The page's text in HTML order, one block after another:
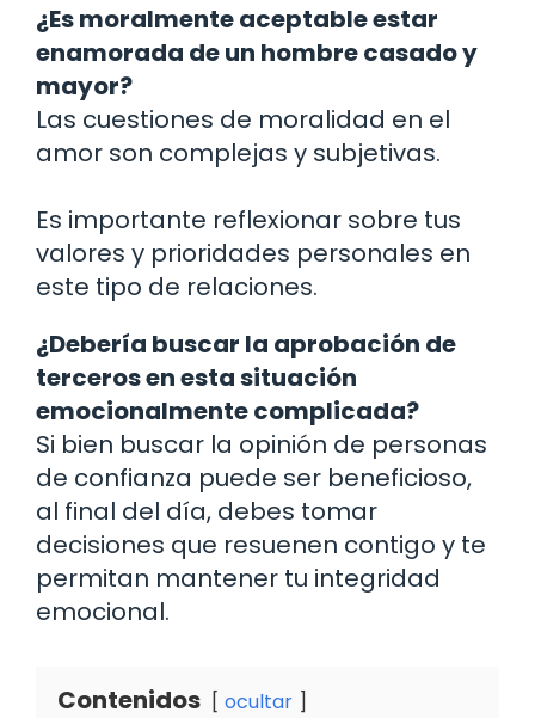
¿Es moralmente aceptable estar
enamorada de un hombre casado y
mayor?
Las cuestiones de moralidad en el
amor son complejas y subjetivas.
Es importante reflexionar sobre tus
valores y prioridades personales en
este tipo de relaciones.
¿Debería buscar la aprobación de
terceros en esta situación
emocionalmente complicada?
Si bien buscar la opinión de personas
de confianza puede ser beneficioso,
al final del día, debes tomar
decisiones que resuenen contigo y te
permitan mantener tu integridad
emocional.
Contenidos ocultar